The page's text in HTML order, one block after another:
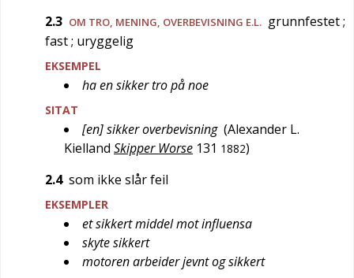
2.3 OM TRO, MENING, OVERBEVISNING E.L. grunnfestet;
fast; uryggelig
EKSEMPEL
ha en sikker tro på noe
SITAT
[en] sikker overbevisning (Alexander L.
Kielland Skipper Worse 131 1882)
2.4 som ikke slår feil
EKSEMPLER
et sikkert middel mot influensa
skyte sikkert
motoren arbeider jevnt og sikkert